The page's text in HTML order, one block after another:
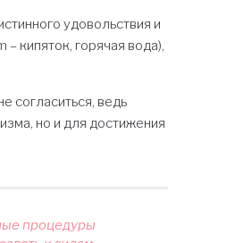
удовольствия и
кипяток, горячая вода),
согласиться, ведь
но и для достижения
процедуры